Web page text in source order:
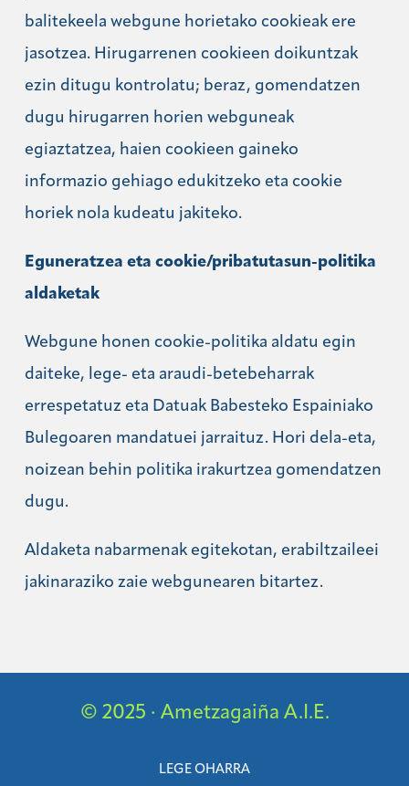
balitekeela webgune horietako cookieak ere
jasotzea. Hirugarrenen cookieen doikuntzak
ezin ditugu kontrolatu; beraz, gomendatzen
dugu hirugarren horien webguneak
egiaztatzea, haien cookieen gaineko
informazio gehiago edukitzeko eta cookie
horiek nola kudeatu jakiteko.
Eguneratzea eta cookie/pribatutasun-politika
aldaketak
Webgune honen cookie-politika aldatu egin
daiteke, lege- eta araudi-betebeharrak
errespetatuz eta Datuak Babesteko Espainiako
Bulegoaren mandatuei jarraituz. Hori dela-eta,
noizean behin politika irakurtzea gomendatzen
dugu.
Aldaketa nabarmenak egitekotan, erabiltzaileei
jakinaraziko zaie webgunearen bitartez.
© 2025 · Ametzagaiña A.I.E.
LEGE OHARRA